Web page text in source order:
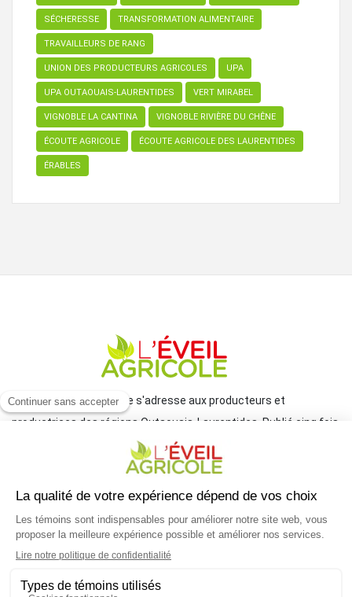
SÉCHERESSE TRANSFORMATION ALIMENTAIRE
TRAVAILLEURS DE RANG
UNION DES PRODUCTEURS AGRICOLES UPA
UPA OUTAOUAIS-LAURENTIDES VERT MIRABEL
VIGNOBLE LA CANTINA VIGNOBLE RIVIÈRE DU CHÊNE
ÉCOUTE AGRICOLE ÉCOUTE AGRICOLE DES LAURENTIDES
ÉRABLES
Le journal L'Éveil agricole s'adresse aux producteurs et
productrices des régions Outaouais-Laurentides. Publié cinq fois
par année par le Groupe JCL, il traite de l'actualité et des grands
enjeux reliés à l'agriculture.
COORDONNÉES
mlemay@groupejcl.ca
450 472-3440, poste 250